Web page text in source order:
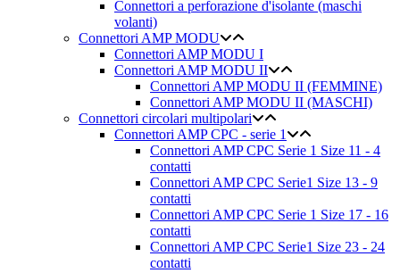
Connettori a perforazione d'isolante (maschi
volanti)
Connettori AMP MODU
Connettori AMP MODU I
Connettori AMP MODU II
Connettori AMP MODU II (FEMMINE)
Connettori AMP MODU II (MASCHI)
Connettori circolari multipolari
Connettori AMP CPC - serie 1
Connettori AMP CPC Serie 1 Size 11 - 4
contatti
Connettori AMP CPC Serie1 Size 13 - 9
contatti
Connettori AMP CPC Serie 1 Size 17 - 16
contatti
Connettori AMP CPC Serie1 Size 23 - 24
contatti